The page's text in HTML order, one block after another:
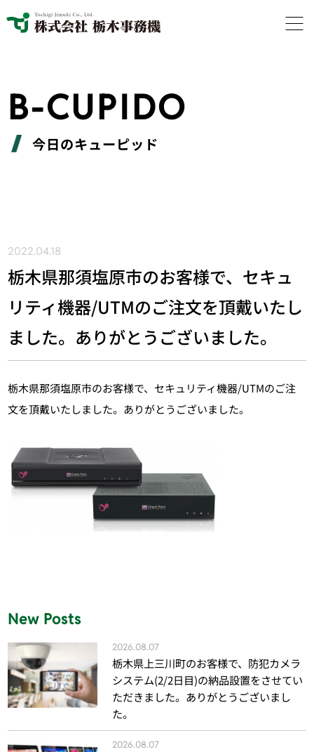
B-CUPIDO
今日のキューピッド
2022.04.18
栃木県那須塩原市のお客様で、セキュ
リティ機器/UTMのご注文を頂戴いたし
ました。ありがとうございました。
栃木県那須塩原市のお客様で、セキュリティ機器/UTMのご注
文を頂戴いたしました。ありがとうございました。
New Posts
2026.08.07
栃木県上三川町のお客様で、防犯カメラ
システム(2/2日目)の納品設置をさせてい
ただきました。ありがとうございまし
た。
2026.08.07